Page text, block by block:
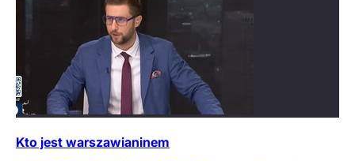
Kto jest warszawianinem